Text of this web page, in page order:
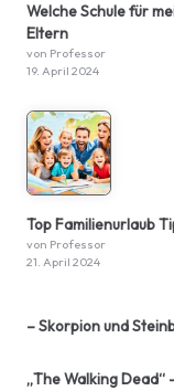
Welche Schule für
Eltern
von Professor
19. April 2024
Top Familienurlaub
von Professor
21. April 2024
– Skorpion und
„The Walking Dead“